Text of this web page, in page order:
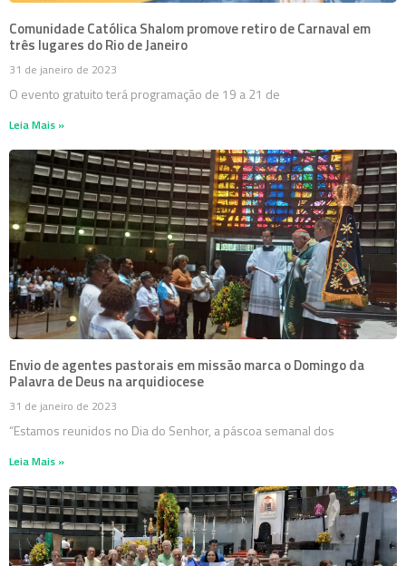
Comunidade Católica Shalom promove retiro de Carnaval em
três lugares do Rio de Janeiro
31 de janeiro de 2023
O evento gratuito terá programação de 19 a 21 de
Leia Mais »
Envio de agentes pastorais em missão marca o Domingo da
Palavra de Deus na arquidiocese
31 de janeiro de 2023
“Estamos reunidos no Dia do Senhor, a páscoa semanal dos
Leia Mais »